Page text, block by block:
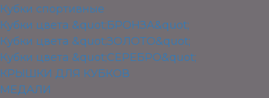
Кубки спортивные
Кубки цвета &quot;БРОНЗА&quot;
Кубки цвета &quot;ЗОЛОТО&quot;
Кубки цвета &quot;СЕРЕБРО&quot;
КРЫШКИ ДЛЯ КУБКОВ
МЕДАЛИ